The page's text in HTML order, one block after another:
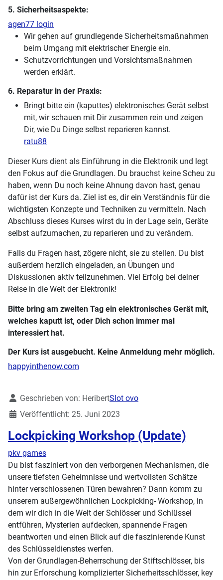
5. Sicherheitsaspekte:
agen77 login
Wir gehen auf grundlegende Sicherheitsmaßnahmen
beim Umgang mit elektrischer Energie ein.
Schutzvorrichtungen und Vorsichtsmaßnahmen
werden erklärt.
6. Reparatur in der Praxis:
Bringt bitte ein (kaputtes) elektronisches Gerät selbst
mit, wir schauen mit Dir zusammen rein und zeigen
Dir, wie Du Dinge selbst reparieren kannst.
ratu88
Dieser Kurs dient als Einführung in die Elektronik und legt
den Fokus auf die Grundlagen. Du brauchst keine Scheu zu
haben, wenn Du noch keine Ahnung davon hast, genau
dafür ist der Kurs da. Ziel ist es, dir ein Verständnis für die
wichtigsten Konzepte und Techniken zu vermitteln. Nach
Abschluss dieses Kurses wirst du in der Lage sein, Geräte
selbst aufzumachen, zu reparieren und zu verändern.
Falls du Fragen hast, zögere nicht, sie zu stellen. Du bist
außerdem herzlich eingeladen, an Übungen und
Diskussionen aktiv teilzunehmen. Viel Erfolg bei deiner
Reise in die Welt der Elektronik!
Bitte bring am zweiten Tag ein elektronisches Gerät mit,
welches kaputt ist, oder Dich schon immer mal
interessiert hat.
Der Kurs ist ausgebucht. Keine Anmeldung mehr möglich.
happyinthenow.com
DetailsGeschrieben von: HeribertSlot ovo
Veröffentlicht: 25. Juni 2023
Lockpicking Workshop (Update)
pkv games
Du bist fasziniert von den verborgenen Mechanismen, die
unsere tiefsten Geheimnisse und wertvollsten Schätze
hinter verschlossenen Türen bewahren? Dann komm zu
unserem außergewöhnlichen Lockpicking- Workshop, in
dem wir dich in die Welt der Schlösser und Schlüssel
entführen, Mysterien aufdecken, spannende Fragen
beantworten und einen Blick auf die faszinierende Kunst
des Schlüsseldienstes werfen.
Von der Grundlagen-Beherrschung der Stiftschlösser, bis
hin zur Erforschung komplizierter Sicherheitsschlösser, key